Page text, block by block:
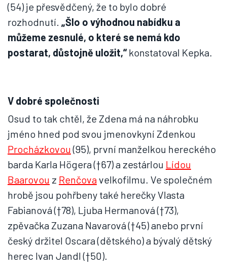
(54) je přesvědčený, že to bylo dobré
rozhodnutí. „Šlo o výhodnou nabídku a
můžeme zesnulé, o které se nemá kdo
postarat, důstojně uložit,“konstatoval Kepka.
V dobré společnosti
Osud to tak chtěl, že Zdena má na náhrobku
jméno hned pod svou jmenovkyní Zdenkou
Procházkovou(95), první manželkou hereckého
barda Karla Högera (†67) a zestárlou Lídou
Baarovou z Renčovavelkofilmu. Ve společném
hrobě jsou pohřbeny také herečky Vlasta
Fabianová (†78), Ljuba Hermanová (†73),
zpěvačka Zuzana Navarová (†45) anebo první
český držitel Oscara (dětského) a bývalý dětský
herec Ivan Jandl (†50).